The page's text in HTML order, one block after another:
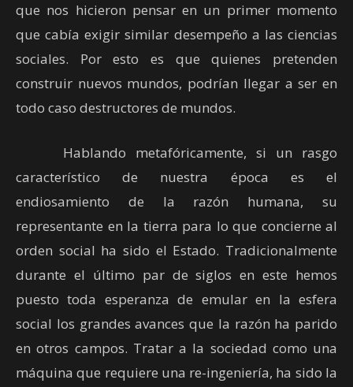
que nos hicieron pensar en un primer momento
que cabía exigir similar desempeño a las ciencias
sociales. Por esto es que quienes pretenden
construir nuevos mundos, podrían llegar a ser en
todo caso destructores de mundos.
Hablando metafóricamente, si un rasgo
característico de nuestra época es el
endiosamiento de la razón humana, su
representante en la tierra para lo que concierne al
orden social ha sido el Estado. Tradicionalmente
durante el último par de siglos en este hemos
puesto toda esperanza de emular en la esfera
social los grandes avances que la razón ha parido
en otros campos. Tratar a la sociedad como una
máquina que requiere una re-ingeniería, ha sido la